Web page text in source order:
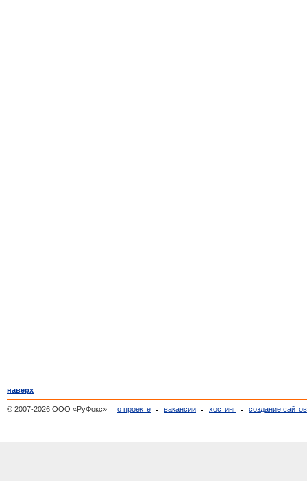
наверх
© 2007-2026 ООО «РуФокс» о проекте вакансии хостинг создание сайтов